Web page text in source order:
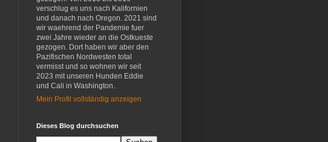
verschlug es uns nach Kalifornien
und danach nach Oregon. 2021 sind
wir waehrend der Pandemie fuer
zwei Jahre wieder an die Ostkueste
gezogen. Dort haben wir aber den
Pazifischen Nordwesten total
vermisst und so wohnen wir seit
2023 mit unseren Hunden Eddie
und Cali in Washington.
Mein Profil vollständig anzeigen
Dieses Blog durchsuchen